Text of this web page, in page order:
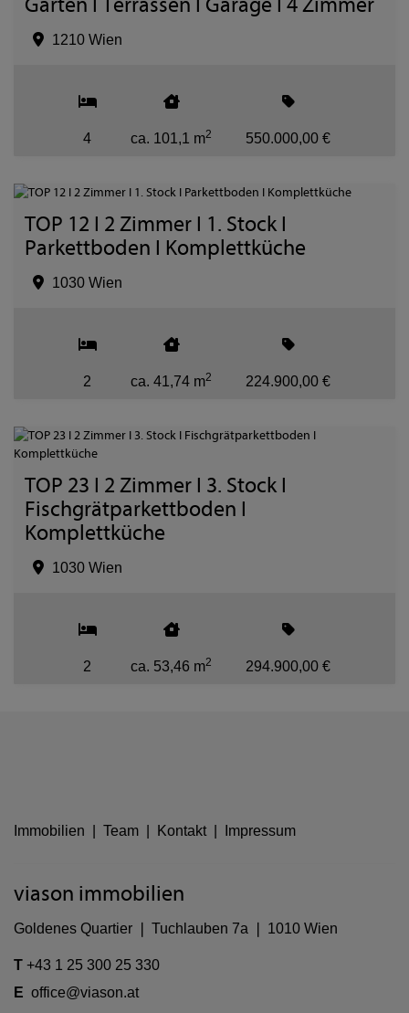
Garten I Terrassen I Garage I 4 Zimmer
1210 Wien
4 ca. 101,1 m2 550.000,00 €
TOP 12 I 2 Zimmer I 1. Stock I
Parkettboden I Komplettküche
1030 Wien
2 ca. 41,74 m2 224.900,00 €
TOP 23 I 2 Zimmer I 3. Stock I
Fischgrätparkettboden I
Komplettküche
1030 Wien
2 ca. 53,46 m2 294.900,00 €
Immobilien Team Kontakt Impressum
viason immobilien
Goldenes Quartier ❘ Tuchlauben 7a ❘ 1010 Wien
T +43 1 25 300 25 330
E office@viason.at